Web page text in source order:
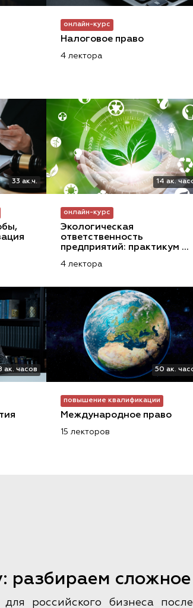
онлайн-курс
Налоговое право
4 лектора
33 ак.ч. 14 ак.
онлайн-курс
Экологическая
ответственность
предприятий: практикум
4 лектора
ак. часов 50 ак.
повышение квалификации
Международное право
15 лекторов
разбираем
российского бизнеса